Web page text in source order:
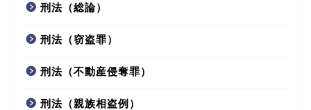
刑法（総論）
刑法（窃盗罪）
刑法（不動産侵奪罪）
刑法（親族相盗例）